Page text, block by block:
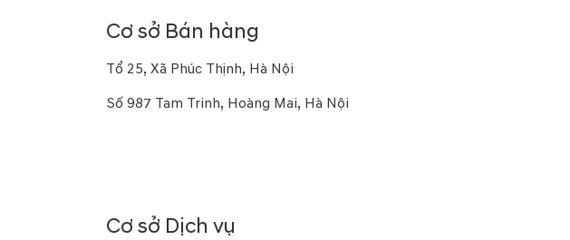
Cơ sở Bán hàng
Tổ 25, Xã Phúc Thịnh, Hà Nội
Số 987 Tam Trinh, Hoàng Mai, Hà Nội
Cơ sở Dịch vụ